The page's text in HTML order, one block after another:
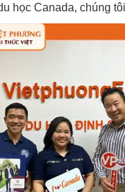
học Canada, chúng